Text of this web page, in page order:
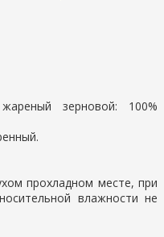
зерновой: 100%
прохладном месте, при
влажности не